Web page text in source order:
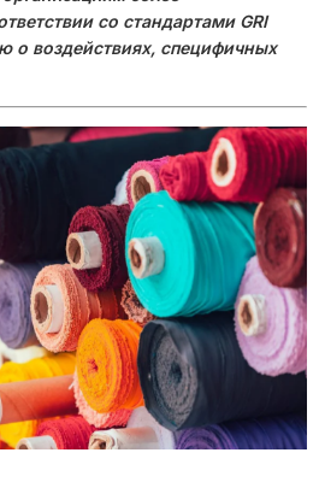
со стандартами GRI
о воздействиях, специфичных